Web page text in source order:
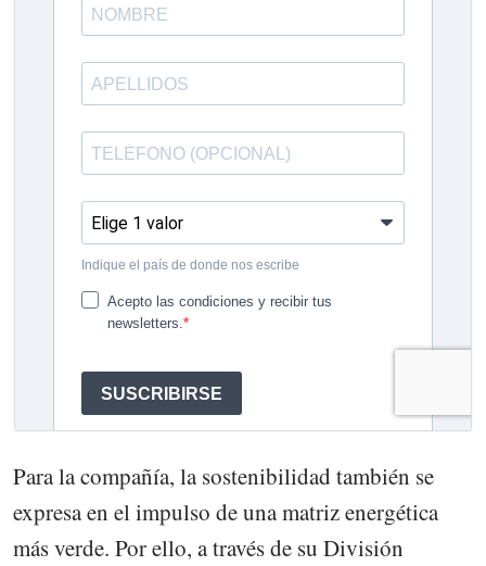
Para la compañía, la sostenibilidad también se
expresa en el impulso de una matriz energética
más verde. Por ello, a través de su División